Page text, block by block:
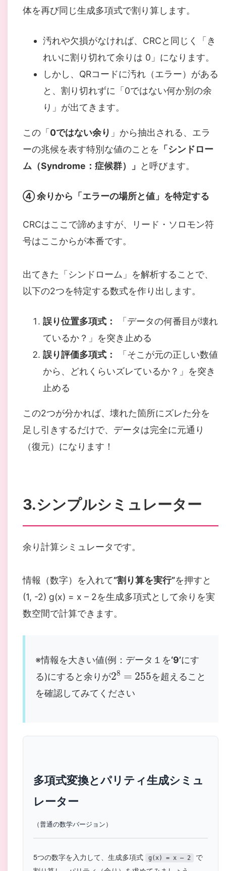
体を再び同じ生成多項式で割り算します。
汚れや欠損がなければ、CRCと同じく「き
れいに割り切れて余りは 0」になります。
しかし、QRコードに汚れ（エラー）がある
と、割り切れずに「0ではない何か別の余
り」が出てきます。
この「 0ではない余り 」から抽出される、エラ
ーの兆候を表す特別な値のことを 「シンドロー
ム（Syndrome：症候群）」
と呼びます。
④ 余りから「エラーの場所と値」を特定する
CRCはここで諦めますが、リード・ソロモン符
号はここからが本番です。
出てきた「シンドローム」を解析することで、
以下の2つを特定する数式を作り出します。
誤り位置多項式：
「データの何番目が壊れ
ているか？」を突き止める
誤り評価多項式：
「そこが元の正しい数値
から、どれくらいズレているか？」を突き
止める
この2つが分かれば、壊れた箇所にズレた分を
足し引きするだけで、データは完全に元通り
（復元）になります！
3.シンプルシミュレーター
余り計算シミュレータです。
情報（数字）を入れて”割り算を実行”を押すと
(1, -2) g(x) = x – 2を生成多項式として余りを実
数空間で計算できます。
※情報を大きい値(例：データ１を‘9’にす
る)にすると余りが28=255を超えること
を確認してみてください
多項式変換とパリティ生成シミュ
レーター
（普通の数学バージョン）
5つの数字を入力して、生成多項式 g(x) = x – 2
で